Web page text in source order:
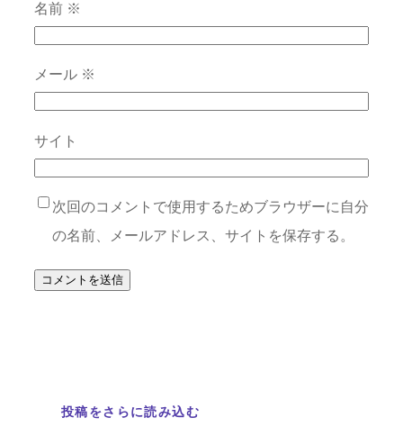
名前 ※
メール ※
サイト
次回のコメントで使用するためブラウザーに自分
の名前、メールアドレス、サイトを保存する。
投稿をさらに読み込む